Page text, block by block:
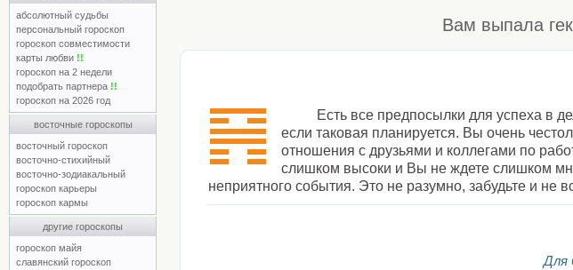
абсолютный судьбы
персональный гороскоп
гороскоп совместимости
карты любви !!
гороскоп на 2 недели
подобрать партнера !!
гороскоп на 2026 год
восточные гороскопы
восточный гороскоп
восточно-стихийный
восточно-зодиакальный
гороскоп карьеры
гороскоп кармы
другие гороскопы
гороскоп майя
славянский гороскоп
Вам выпала
Есть все предпосылки для успеха в
если таковая планируется. Вы очень
отношения с друзьями и коллегами по
слишком высоки и Вы не ждете слишком
неприятного события. Это не разумно, забудьте и не
Для